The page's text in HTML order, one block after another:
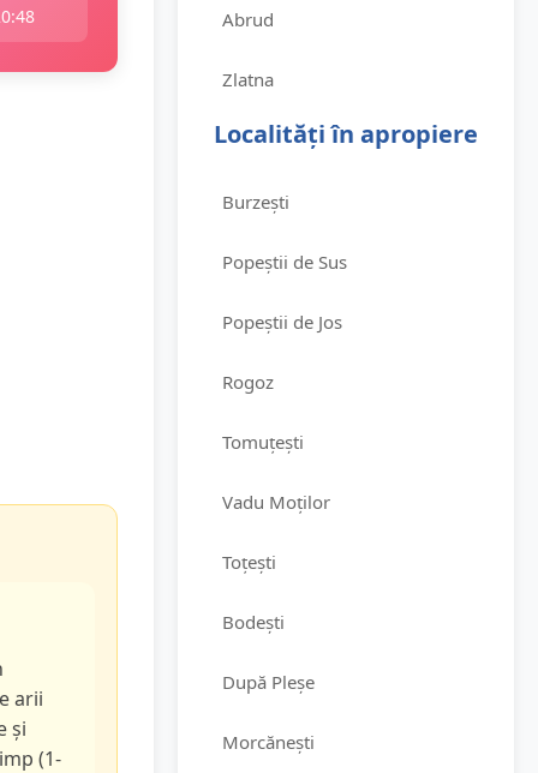
arii
și
(1-
Abrud
Zlatna
Localități în apropiere
Burzești
Popeștii de Sus
Popeștii de Jos
Rogoz
Tomuțești
Vadu Moților
Toțești
Bodești
După Pleșe
Morcănești